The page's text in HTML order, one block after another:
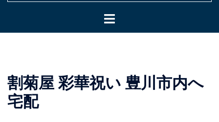
割菊屋 彩華祝い 豊川市内へ
宅配